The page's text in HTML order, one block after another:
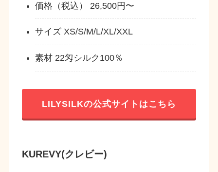
価格（税込） 26,500円〜
サイズ XS/S/M/L/XL/XXL
素材 22匁シルク100％
LILYSILKの公式サイトはこちら
KUREVY(クレビー)